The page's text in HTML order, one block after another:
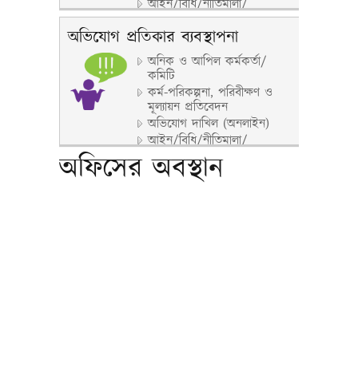
আইন/বিধি/নীতিমালা/
পরিপত্র/প্রজ্ঞাপন/নির্দেশিকা
অভিযোগ প্রতিকার ব্যবস্থাপনা
অনিক ও আপিল কর্মকর্তা/
কমিটি
কর্ম-পরিকল্পনা, পরিবীক্ষণ ও
মূল্যায়ন প্রতিবেদন
অভিযোগ দাখিল (অনলাইন)
আইন/বিধি/নীতিমালা/
পরিপত্র/প্রজ্ঞাপন/নির্দেশিকা
অফিসের অবস্থান